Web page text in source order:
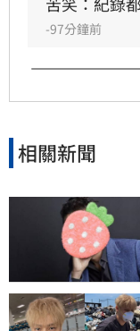
-97分鐘前
相關新聞